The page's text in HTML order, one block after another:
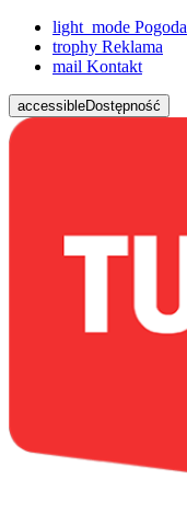
light_mode Pogoda
trophy Reklama
mail Kontakt
accessibleDostępność